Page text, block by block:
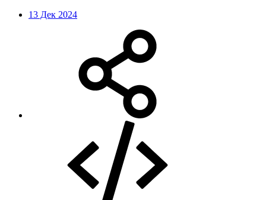
13 Дек 2024